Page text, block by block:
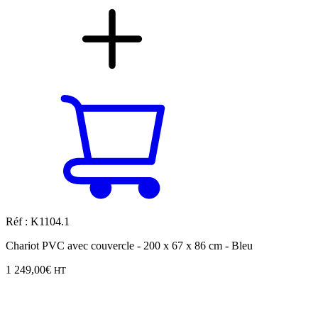
Réf : K1104.1
Chariot PVC avec couvercle - 200 x 67 x 86 cm - Bleu
1 249,00€ HT